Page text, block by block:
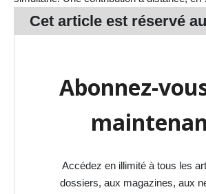
Cet article est réservé
Abonnez-
Accédez en illimité à tous les
dossiers, aux magazines, aux